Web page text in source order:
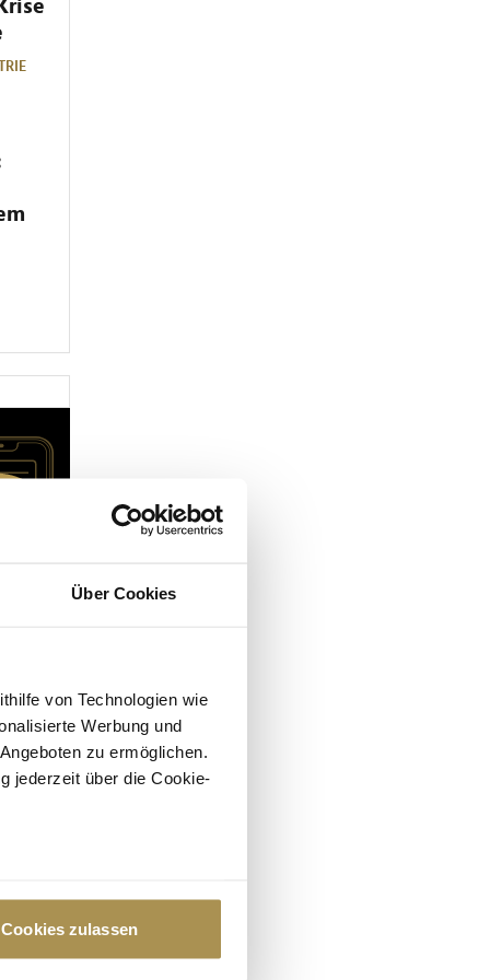
Über Cookies
von Technologien wie
Werbung und
zu ermöglichen.
jederzeit über die Cookie-
Präferenzen im
Cookies zulassen